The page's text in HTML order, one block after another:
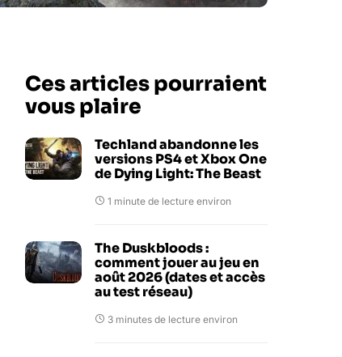
Ces articles pourraient
vous plaire
Techland abandonne les
versions PS4 et Xbox One
de Dying Light: The Beast
1 minute de lecture environ
The Duskbloods :
comment jouer au jeu en
août 2026 (dates et accès
au test réseau)
3 minutes de lecture environ